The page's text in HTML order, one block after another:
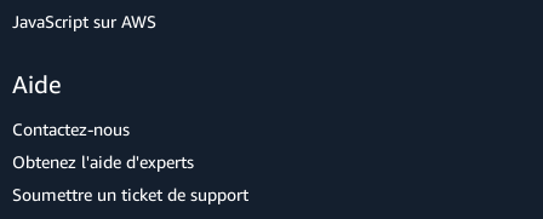
JavaScript sur AWS
Aide
Contactez-nous
Obtenez l'aide d'experts
Soumettre un ticket de support